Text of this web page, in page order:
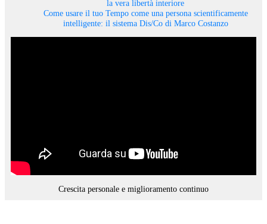
la vera libertà interiore
Come usare il tuo Tempo come una persona scientificamente
intelligente: il sistema Dis/Co di Marco Costanzo
Crescita personale e miglioramento continuo